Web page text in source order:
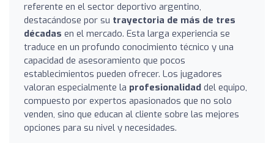
referente en el sector deportivo argentino,
destacándose por su trayectoria de más de tres
décadas en el mercado. Esta larga experiencia se
traduce en un profundo conocimiento técnico y una
capacidad de asesoramiento que pocos
establecimientos pueden ofrecer. Los jugadores
valoran especialmente la profesionalidad del equipo,
compuesto por expertos apasionados que no solo
venden, sino que educan al cliente sobre las mejores
opciones para su nivel y necesidades.